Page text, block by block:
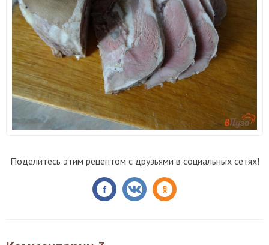
Поделитесь этим рецептом с друзьями в социальных сетях!